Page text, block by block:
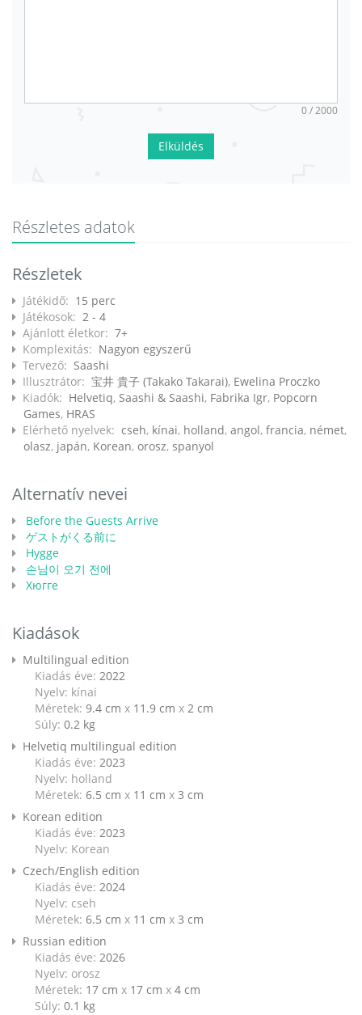
0 / 2000
Elküldés
Részletes adatok
Részletek
Játékidő: 15 perc
Játékosok: 2 - 4
Ajánlott életkor: 7+
Komplexitás: Nagyon egyszerű
Tervező: Saashi
Illusztrátor: 宝井 貴子 (Takako Takarai), Ewelina Proczko
Kiadók: Helvetiq, Saashi & Saashi, Fabrika Igr, Popcorn
Games, HRAS
Elérhető nyelvek: cseh, kínai, holland, angol, francia, német,
olasz, japán, Korean, orosz, spanyol
Alternatív nevei
Before the Guests Arrive
ゲストがくる前に
Hygge
손님이 오기 전에
Хюгге
Kiadások
Multilingual edition
Kiadás éve: 2022
Nyelv: kínai
Méretek: 9.4 cm x 11.9 cm x 2 cm
Súly: 0.2 kg
Helvetiq multilingual edition
Kiadás éve: 2023
Nyelv: holland
Méretek: 6.5 cm x 11 cm x 3 cm
Korean edition
Kiadás éve: 2023
Nyelv: Korean
Czech/English edition
Kiadás éve: 2024
Nyelv: cseh
Méretek: 6.5 cm x 11 cm x 3 cm
Russian edition
Kiadás éve: 2026
Nyelv: orosz
Méretek: 17 cm x 17 cm x 4 cm
Súly: 0.1 kg